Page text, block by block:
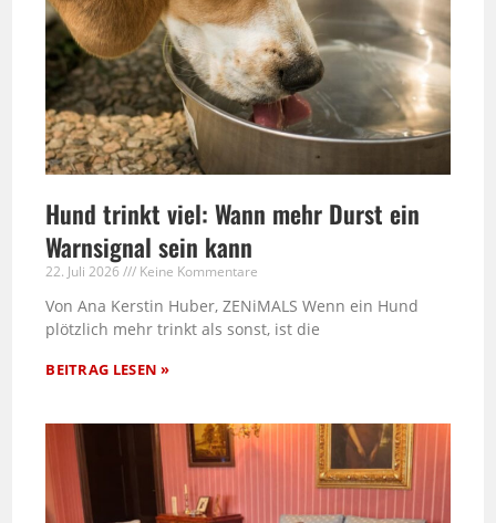
Hund trinkt viel: Wann mehr Durst ein
Warnsignal sein kann
22. Juli 2026 Keine Kommentare
Von Ana Kerstin Huber, ZENiMALS Wenn ein Hund
plötzlich mehr trinkt als sonst, ist die
BEITRAG LESEN »